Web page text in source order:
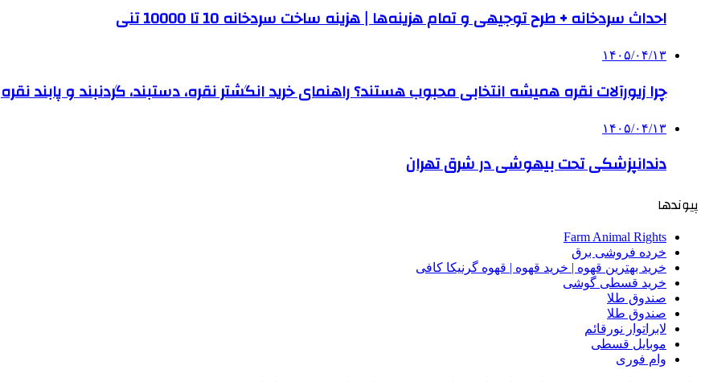
احداث سردخانه + طرح توجیهی و تمام هزینه‌ها | هزینه ساخت سردخانه 10 تا 10000 تنی
۱۴۰۵/۰۴/۱۳
چرا زیورآلات نقره همیشه انتخابی محبوب هستند؟ راهنمای خرید انگشتر نقره، دستبند، گردنبند و پابند نقره
۱۴۰۵/۰۴/۱۳
دندانپزشکی تحت بیهوشی در شرق تهران
پیوندها
Farm Animal Rights
خرده فروشی برق
خرید بهترین قهوه | خرید قهوه | قهوه گرنیکا کافی
خرید قسطی گوشی
صندوق طلا
صندوق طلا
لابراتوار نورقائم
موبایل قسطی
وام فوری